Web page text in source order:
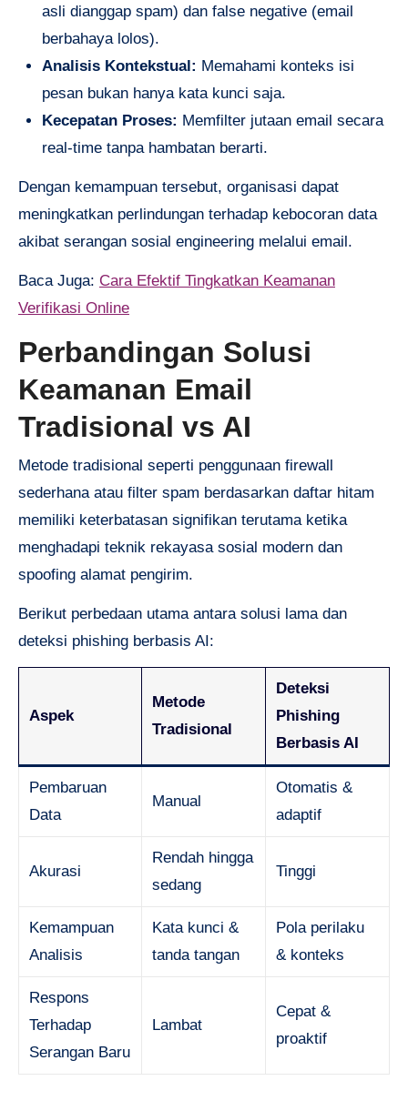
asli dianggap spam) dan false negative (email
berbahaya lolos).
Analisis Kontekstual: Memahami konteks isi
pesan bukan hanya kata kunci saja.
Kecepatan Proses: Memfilter jutaan email secara
real-time tanpa hambatan berarti.
Dengan kemampuan tersebut, organisasi dapat
meningkatkan perlindungan terhadap kebocoran data
akibat serangan sosial engineering melalui email.
Baca Juga: Cara Efektif Tingkatkan Keamanan
Verifikasi Online
Perbandingan Solusi
Keamanan Email
Tradisional vs AI
Metode tradisional seperti penggunaan firewall
sederhana atau filter spam berdasarkan daftar hitam
memiliki keterbatasan signifikan terutama ketika
menghadapi teknik rekayasa sosial modern dan
spoofing alamat pengirim.
Berikut perbedaan utama antara solusi lama dan
deteksi phishing berbasis AI:
Aspek
Metode
Tradisional
Deteksi
Phishing
Berbasis AI
Pembaruan
Data
Manual
Otomatis &
adaptif
Akurasi
Rendah hingga
sedang
Tinggi
Kemampuan
Analisis
Kata kunci &
tanda tangan
Pola perilaku
& konteks
Respons
Terhadap
Serangan Baru
Lambat
Cepat &
proaktif